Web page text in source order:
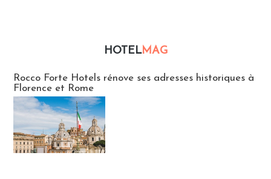
HOTELMAG
Rocco Forte Hotels rénove ses adresses historiques à
Florence et Rome